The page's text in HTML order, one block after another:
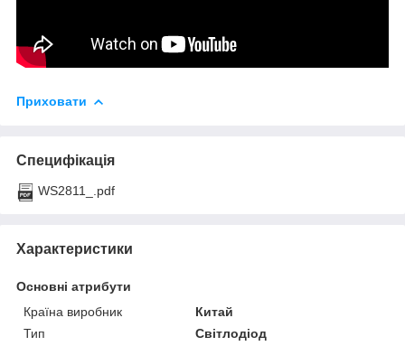
Приховати
Специфікація
WS2811_.pdf
Характеристики
Основні атрибути
Країна виробник
Китай
Тип
Світлодіод